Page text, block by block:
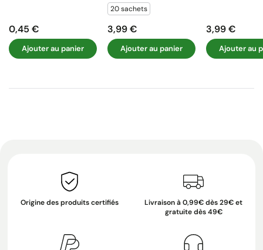
Prix
0,45 €
Ajouter au panier
20 sachets
Prix
3,99 €
Ajouter au panier
Prix
3,99 €
Ajouter au
Origine des produits certifiés
Livraison à 0,99€ dès 29€ et
gratuite dès 49€